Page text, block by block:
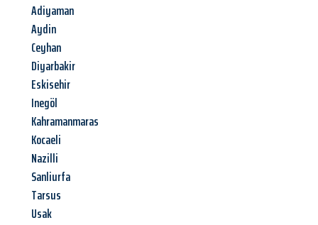
Adiyaman
Aydin
Ceyhan
Diyarbakir
Eskisehir
Inegöl
Kahramanmaras
Kocaeli
Nazilli
Sanliurfa
Tarsus
Usak